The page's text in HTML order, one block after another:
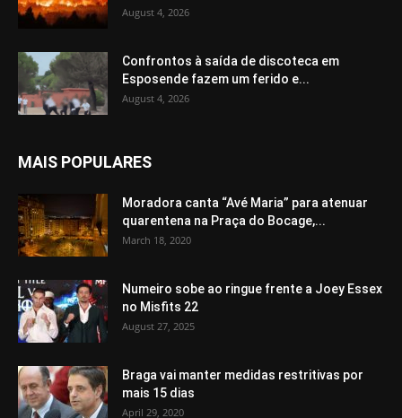
August 4, 2026
Confrontos à saída de discoteca em
Esposende fazem um ferido e...
August 4, 2026
MAIS POPULARES
Moradora canta “Avé Maria” para atenuar
quarentena na Praça do Bocage,...
March 18, 2020
Numeiro sobe ao ringue frente a Joey Essex
no Misfits 22
August 27, 2025
Braga vai manter medidas restritivas por
mais 15 dias
April 29, 2020